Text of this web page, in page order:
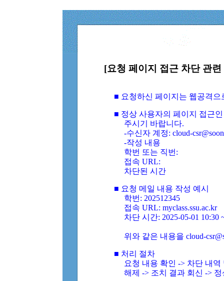
[요청 페이지 접근 차단 관
■ 요청하신 페이지는 웹공격
■ 정상 사용자의 페이지 접근
주시기 바랍니다.
-수신자 계정: cloud-
-작성 내용
학번 또는 직번:
접속 URL:
차단된 시간
■ 요청 메일 내용 작성 예시
학번: 202512345
접속 URL: myclass.ssu.ac.kr
차단 시간: 2025-05-01 10:30
위와 같은 내용을 cloud-
■ 처리 절차
요청 내용 확인 -> 차단 내
해제 -> 조치 결과 회신 ->